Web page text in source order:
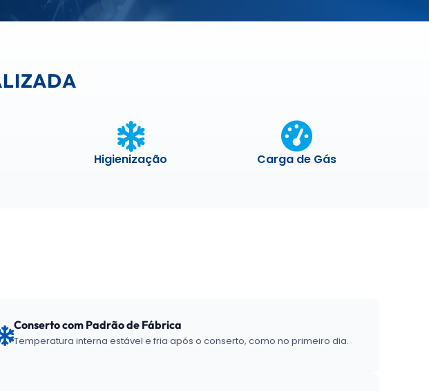
Higienização Carga de Gás
Conserto com Padrão de Fábrica
Temperatura interna estável e fria após o conserto, como no primeiro dia.